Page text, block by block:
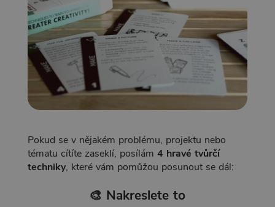
Pokud se v nějakém problému, projektu nebo
tématu cítíte zaseklí, posílám 4 hravé tvůrčí
techniky, které vám pomůžou posunout se dál:
🎨 Nakreslete to